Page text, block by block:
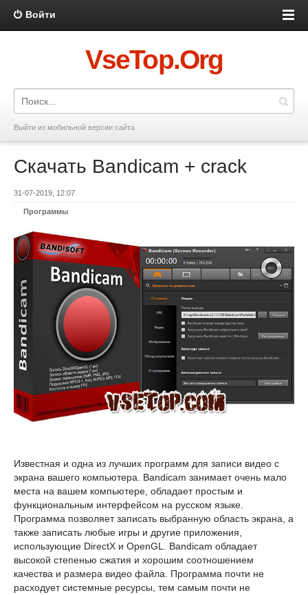
Войти
VseTop.Org
Выйти из мобильной версии сайта
Скачать Bandicam + crack
31-07-2019, 12:07
Программы
Известная и одна из лучших программ для записи видео с
экрана вашего компьютера. Bandicam занимает очень мало
места на вашем компьютере, обладает простым и
функциональным интерфейсом на русском языке.
Программа позволяет записать выбранную область экрана, а
также записать любые игры и другие приложения,
использующие DirectX и OpenGL. Bandicam обладает
высокой степенью сжатия и хорошим соотношением
качества и размера видео файла. Программа почти не
расходует системные ресурсы, тем самым почти не